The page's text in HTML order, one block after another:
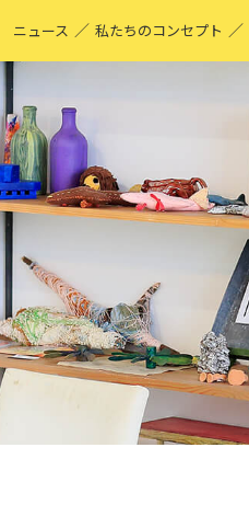
ニュース ／ 私たちのコンセプト ／